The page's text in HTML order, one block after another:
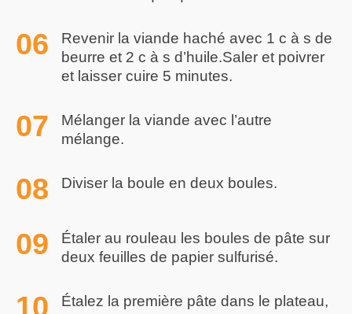
Revenir la viande haché avec 1 c à s de
beurre et 2 c à s d’huile.Saler et poivrer
et laisser cuire 5 minutes.
Mélanger la viande avec l’autre
mélange.
Diviser la boule en deux boules.
Étaler au rouleau les boules de pâte sur
deux feuilles de papier sulfurisé.
Étalez la première pâte dans le plateau,